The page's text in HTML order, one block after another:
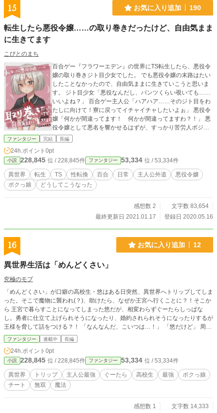
15 お気に入り追加 190
転生したら悪役令嬢……の取り巻きだったけど、自由気まま
に生きてます
こびとのまち
百合ゲー『フラワーエデン』の世界にTS転生したら、悪役令
嬢の取り巻きジト目少女でした。 でも悪役令嬢の末路はたい
したことなかったので、自由気ままに生きていこうと思いま
す。 ジト目少女「悪役なんだし、パンツくらい覗いても……
いいよね？」 百合ゲー主人公「ハアハア……そのジト目をわ
たしに向けて！寮に戻ってイチャイチャしたいよぉ」 悪役令
嬢「何かが間違ってます！ 何かが間違ってますわ？！」 悪
役令嬢として悪名を響かせるはずが、すっかり苦労人ポジに
なってしまったお嬢様は、今日も嘆きが止まらない――。
ファンタジー 完結 長編
24h.ポイント 0pt
小説 228,845 位 / 228,845件 ファンタジー 53,334 位 / 53,334件
異世界 転生 TS 性転換 百合 日常 主人公外道
悪役令嬢
ボクっ娘
どうしてこうなった
感想数 2
文字数 83,654
最終更新日 2021.01.17
登録日 2020.05.16
16 お気に入り追加 12
異世界生活は「めんどくさい」
究極のモブ
「めんどくさい」が口癖の高校生・悠はある日突然、異世界へトリップしてしま
った。そこで魔物に襲われ(？)、助けたら、なぜか王宮へ行くことに？！そこか
ら 王宮で暮らすことになってしまった悠だが、相変わらずぐーたらしっぱな
し。勇者に仕立て上げられそうになったり、婚約されられそうになったりするが
王様を脅して話をつける？！ 「なんなんだ、こいつは…！」 「悠だけど」 周り
で何が起ころうと我関せずを貫き通す！最強ぐーたら高校生爆誕 「世界がどう
とか、僕にはどうでもいいんだよね。」
ファンタジー 連載中 長編
24h.ポイント 0pt
小説 228,845 位 / 228,845件 ファンタジー 53,334 位 / 53,334件
異世界 トリップ 主人公最強 ぐーたら 高校生 最強
ボクっ娘
チート
無双 魔法
感想数 1
文字数 14,333